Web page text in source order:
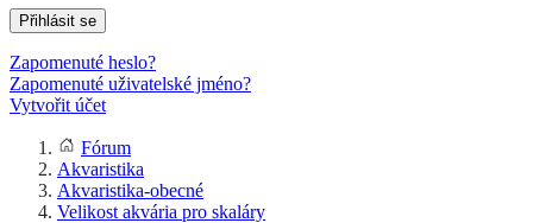
Přihlásit se
Zapomenuté heslo?
Zapomenuté uživatelské jméno?
Vytvořit účet
Fórum
Akvaristika
Akvaristika-obecné
Velikost akvária pro skaláry